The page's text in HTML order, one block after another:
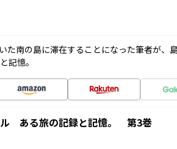
た南の島に滞在することになった筆者が、
記憶。
ル ある旅の記録と記憶。 第3巻